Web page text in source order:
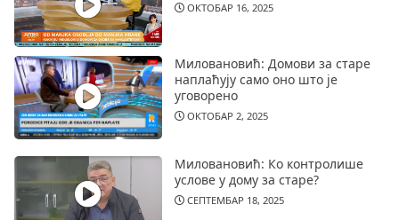
ОКТОБАР 16, 2025
Миловановић: Домови за старе
наплаћују само оно што је
уговорено
ОКТОБАР 2, 2025
Миловановић: Ко контролише
услове у дому за старе?
СЕПТЕМБАР 18, 2025